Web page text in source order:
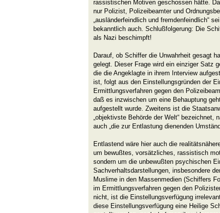
rassistischen Motiven geschossen hätte.
nur Polizist, Polizeibeamter und
„ausländerfeindlich und fremdenfeindlich“
bekanntlich auch. Schlußfolgerung: Die
als Nazi beschimpft!
Darauf, ob Schiffer die Unwahrheit gesagt
gelegt. Dieser Frage wird ein einziger Satz
die die Angeklagte in ihrem Interview
ist, folgt aus den Einstellungsgründen der
Ermittlungsverfahren gegen den
daß es inzwischen um eine Behauptung
aufgestellt wurde. Zweitens ist die
„objektivste Behörde der Welt“ bezeichnet,
auch „die zur Entlastung dienenden
Entlastend wäre hier auch die
um bewußtes, vorsätzliches, rassistisch
sondern um die unbewußten psychischen
Sachverhaltsdarstellungen, insbesondere
Muslime in den Massenmedien (Schiffers
im Ermittlungsverfahren gegen den
nicht, ist die Einstellungsverfügung
diese Einstellungsverfügung eine Heilige